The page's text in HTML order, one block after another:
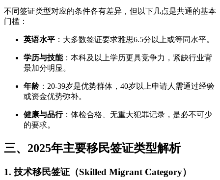
不同签证类型对应的条件各有差异，但以下几点是共通的基本
门槛：
英语水平 ：大多数签证要求雅思6.5分以上或等同水平。
学历与技能：本科及以上学历更具竞争力，紧缺行业背
景加分明显。
年龄：20-39岁是优势群体，40岁以上申请人需通过经验
或资金优势弥补。
健康与品行：体检合格、无重大犯罪记录，是必不可少
的要求。
三、2025年主要移民签证类型解析
1. 技术移民签证（Skilled Migrant Category）